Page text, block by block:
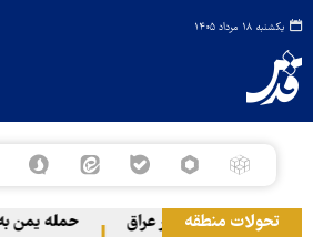
یکشنبه ۱۸ مرداد ۱۴۰۵
تحولات منطقه
از پایگاه الحریر عراق حمله یمن به